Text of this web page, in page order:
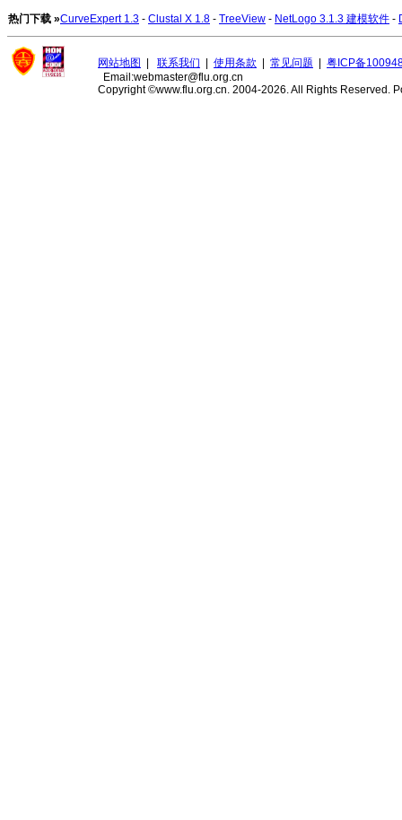
热门下载 »CurveExpert 1.3 - Clustal X 1.8 - TreeView - NetLogo 3.1.3 建模软件 -
网站地图 联系我们 使用条款 常见问题
粤ICP备
Email:webmaster@flu.org.cn
Copyright ©www.flu.org.cn. 2004-2026. All Rights Reserved.